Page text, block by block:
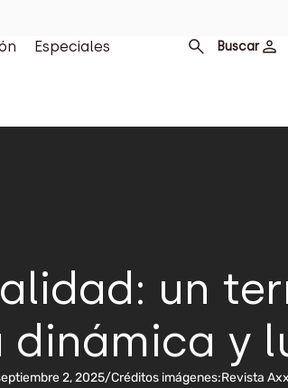
Especiales Buscar
un
dinámica y
2, 2025/Créditos imágenes:Revista